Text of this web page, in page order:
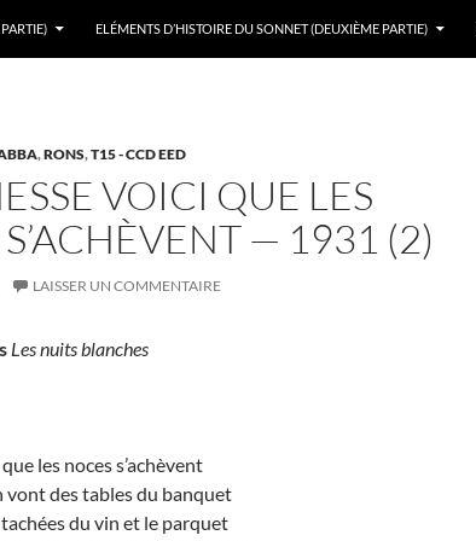
ELÉMENTS D’HISTOIRE DU SONNET (DEUXIÈME PARTIE)
,RONS,T15 - CCD EED
VOICI QUE LES
— 1931 (2)
LAISSER UN COMMENTAIRE
Les nuits blanches
les noces s’achèvent
vont des tables du banquet
du vin et le parquet